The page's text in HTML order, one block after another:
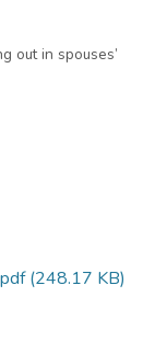
out in spouses’
(248.17 KB)